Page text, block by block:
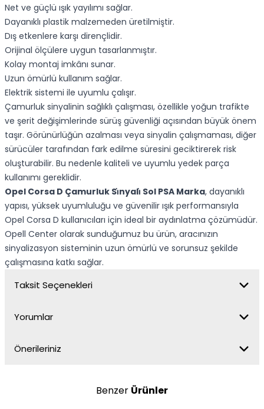
Net ve güçlü ışık yayılımı sağlar.
Dayanıklı plastik malzemeden üretilmiştir.
Dış etkenlere karşı dirençlidir.
Orijinal ölçülere uygun tasarlanmıştır.
Kolay montaj imkânı sunar.
Uzun ömürlü kullanım sağlar.
Elektrik sistemi ile uyumlu çalışır.
Çamurluk sinyalinin sağlıklı çalışması, özellikle yoğun trafikte
ve şerit değişimlerinde sürüş güvenliği açısından büyük önem
taşır. Görünürlüğün azalması veya sinyalin çalışmaması, diğer
sürücüler tarafından fark edilme süresini geciktirerek risk
oluşturabilir. Bu nedenle kaliteli ve uyumlu yedek parça
kullanımı gereklidir.
Opel Corsa D Çamurluk Si̇nyali̇ Sol PSA Marka, dayanıklı
yapısı, yüksek uyumluluğu ve güvenilir ışık performansıyla
Opel Corsa D kullanıcıları için ideal bir aydınlatma çözümüdür.
Opell Center olarak sunduğumuz bu ürün, aracınızın
sinyalizasyon sisteminin uzun ömürlü ve sorunsuz şekilde
çalışmasına katkı sağlar.
Taksit Seçenekleri
Yorumlar
Önerileriniz
Benzer Ürünler